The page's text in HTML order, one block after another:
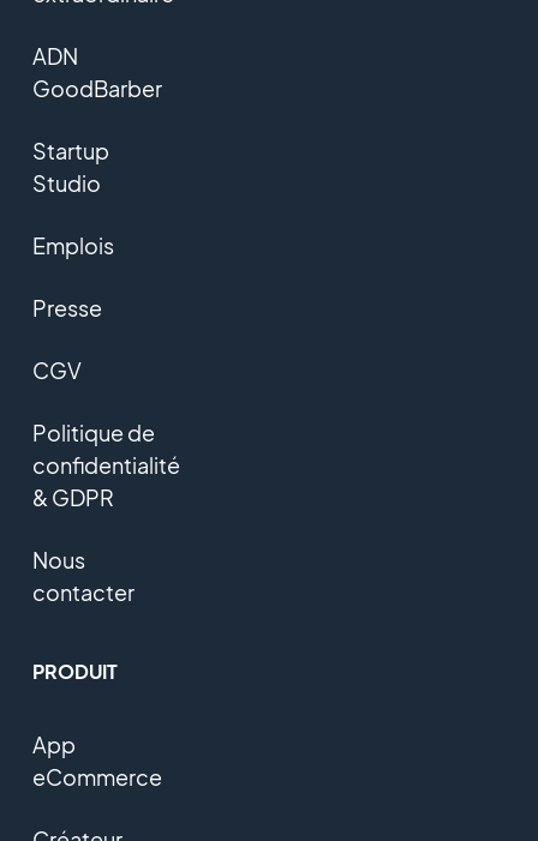
ADN
GoodBarber
Startup
Studio
Emplois
Presse
CGV
Politique de
confidentialité
& GDPR
Nous
contacter
PRODUIT
App
eCommerce